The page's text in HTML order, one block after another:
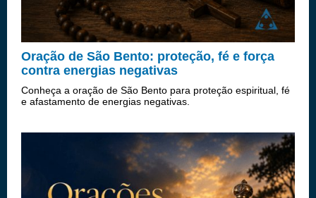
Oração de São Bento: proteção, fé e força
contra energias negativas
Conheça a oração de São Bento para proteção espiritual, fé
e afastamento de energias negativas.